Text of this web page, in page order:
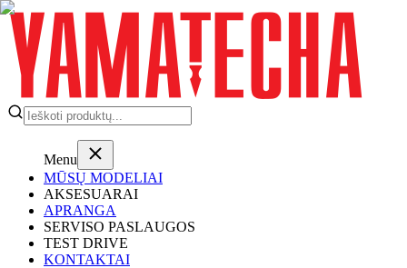
Menu
MŪSŲ MODELIAI
AKSESUARAI
APRANGA
SERVISO PASLAUGOS
TEST DRIVE
KONTAKTAI